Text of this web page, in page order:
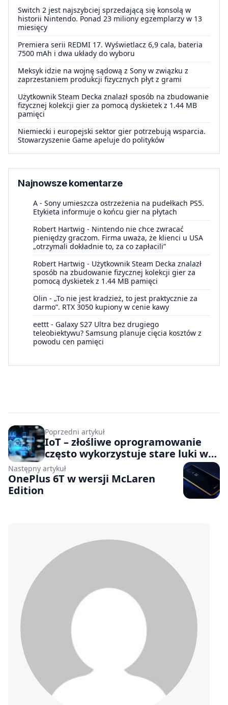
Switch 2 jest najszybciej sprzedającą się konsolą w
historii Nintendo. Ponad 23 miliony egzemplarzy w 13
miesięcy
Premiera serii REDMI 17. Wyświetlacz 6,9 cala, bateria
7500 mAh i dwa układy do wyboru
Meksyk idzie na wojnę sądową z Sony w związku z
zaprzestaniem produkcji fizycznych płyt z grami
Użytkownik Steam Decka znalazł sposób na zbudowanie
fizycznej kolekcji gier za pomocą dyskietek z 1.44 MB
pamięci
Niemiecki i europejski sektor gier potrzebują wsparcia.
Stowarzyszenie Game apeluje do polityków
Najnowsze komentarze
A - Sony umieszcza ostrzeżenia na pudełkach PS5.
Etykieta informuje o końcu gier na płytach
Robert Hartwig - Nintendo nie chce zwracać
pieniędzy graczom. Firma uważa, że klienci u USA
„otrzymali dokładnie to, za co zapłacili”
Robert Hartwig - Użytkownik Steam Decka znalazł
sposób na zbudowanie fizycznej kolekcji gier za
pomocą dyskietek z 1.44 MB pamięci
Olin - „To nie jest kradzież, to jest praktycznie za
darmo”. RTX 3050 kupiony w cenie kawy
eettt - Galaxy S27 Ultra bez drugiego
teleobiektywu? Samsung planuje cięcia kosztów z
powodu cen pamięci
Poprzedni artykuł
IoT – złośliwe oprogramowanie
często wykorzystuje stare luki w
zabezpieczeniach
Następny artykuł
OnePlus 6T w wersji McLaren
Edition